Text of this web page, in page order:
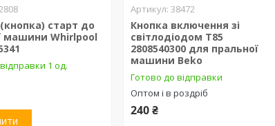
старт до
машини Whirlpool
1 од.
38472
Кнопка включення зі
світлодіодом T85
2808540300 для пральної
машини Beko
Готово до відправки
Оптом і в роздріб
240 ₴